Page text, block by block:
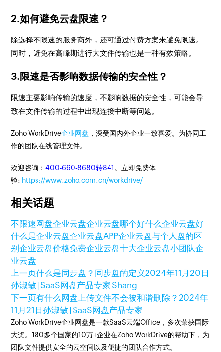
2.如何避免云盘限速？
除选择不限速的服务商外，还可通过付费方案来避免限速。
同时，避免在高峰期进行大文件传输也是一种有效策略。
3.限速是否影响数据传输的安全性？
限速主要影响传输的速度，不影响数据的安全性，可能会导
致在文件传输的过程中出现连接中断等问题。
Zoho WorkDrive企业网盘 ，深受国内外企业一致喜爱。为协同工
作的团队在线管理文件。
欢迎咨询：400-660-8680转841 。立即免费体
验: https://www.zoho.com.cn/workdrive/
相关话题
不限速网盘企业云盘企业云盘哪个好什么企业云盘好
什么是企业云盘企业云盘APP企业云盘与个人盘的区
别企业云盘价格免费企业云盘十大企业云盘小团队企
业云盘
上一页什么是同步盘？同步盘的定义2024年11月20日
孙淑敏 | SaaS网盘产品专家 Shang
下一页有什么网盘上传文件不会被和谐删除？2024年
11月21日孙淑敏 | SaaS网盘产品专家
Zoho WorkDrive企业网盘是一款SaaS云端Office，多次荣获国际
大奖。180多个国家的10万+企业在Zoho WorkDrive的帮助下，为
团队文件提供安全的云空间以及便捷的团队合作方式。